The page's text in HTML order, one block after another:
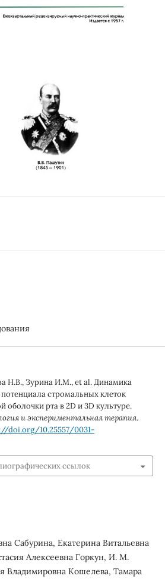
Н.В., Зурина И.М., et al. Динамика
стромальных клеток
оболочки рта в 2D и 3D культуре.
и экспериментальная терапия.
doi.org/10.25557/0031-
ссылок
Сабурина, Екатерина Витальевна
Алексеевна Горкун, И. М.
Владимировна Кошелева, Тамара